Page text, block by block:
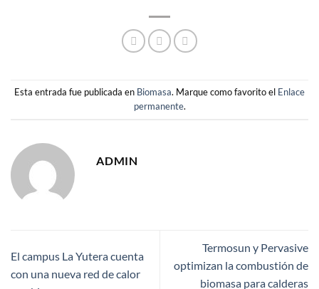
Esta entrada fue publicada en Biomasa. Marque como favorito el Enlace
permanente.
ADMIN
El campus La Yutera cuenta
con una nueva red de calor
Termosun y Pervasive
optimizan la combustión de
biomasa para calderas